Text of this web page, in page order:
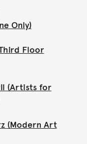
Only)
Floor
(Artists for
(Modern Art